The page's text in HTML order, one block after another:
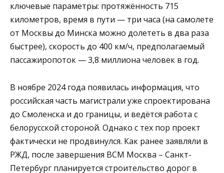
ключевые параметры: протяжённость 715
километров, время в пути — три часа (на самолете
от Москвы до Минска можно долететь в два раза
быстрее), скорость до 400 км/ч, предполагаемый
пассажиропоток — 3,8 миллиона человек в год.
В ноябре 2024 года появилась информация, что
российская часть магистрали уже спроектирована
до Смоленска и до границы, и ведётся работа с
белорусской стороной. Однако с тех пор проект
фактически не продвинулся. Как ранее заявляли в
РЖД, после завершения ВСМ Москва – Санкт-
Петербург планируется строительство дорог в